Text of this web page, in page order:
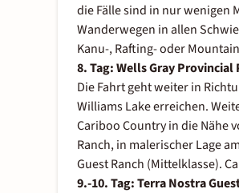
die Fälle sind in nur wenigen
Wanderwegen in allen
Kanu-, Rafting- oder
8. Tag: Wells Gray Provincial
Die Fahrt geht weiter in
Williams Lake erreichen.
Cariboo Country in die Nähe
Ranch, in malerischer Lage
Guest Ranch (Mittelklasse).
9.-10. Tag: Terra Nostra